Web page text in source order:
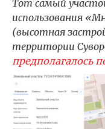
Тот самый
использования
(высотная
территории
предполагалось